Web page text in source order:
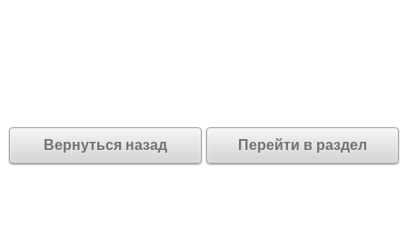
Вернуться назад Перейти в раздел